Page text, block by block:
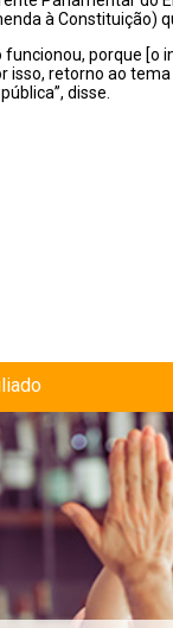
à Constituição)
funcionou, porque
retorno ao
disse.